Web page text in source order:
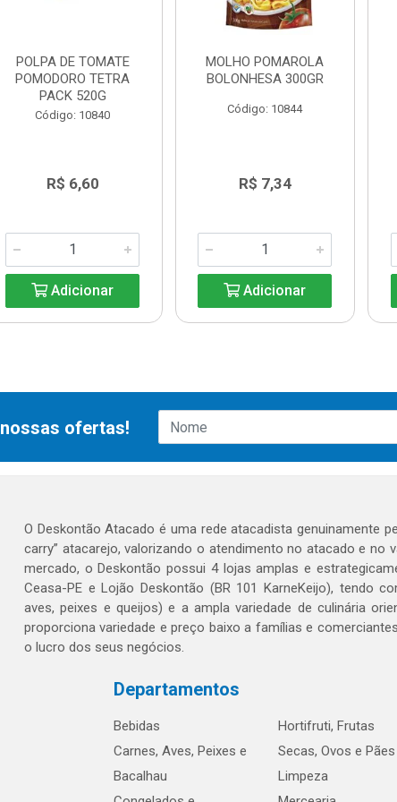
POLPA DE TOMATE
POMODORO TETRA
PACK 520G
Código: 10840
R$ 6,60
Adicionar
MOLHO POMAROLA
BOLONHESA 300GR
Código: 10844
R$ 7,34
Adicionar
ofertas!
O Deskontão Atacado é uma rede atacadista genuinamente
carry” atacarejo, valorizando o atendimento no atacado e no
mercado, o Deskontão possui 4 lojas amplas e
Ceasa-PE e Lojão Deskontão (BR 101 KarneKeijo), tendo
aves, peixes e queijos) e a ampla variedade de culinária
proporciona variedade e preço baixo a famílias e
o lucro dos seus negócios.
Departamentos
Bebidas
Carnes, Aves, Peixes e
Bacalhau
Hortifruti, Frutas
Secas, Ovos e Pães
Limpeza